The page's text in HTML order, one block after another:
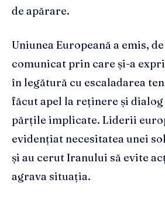
de apărare.
Uniunea Europeană a emis,
comunicat prin care și-a
în legătură cu escaladarea
făcut apel la reținere și
părțile implicate. Liderii
evidențiat necesitatea unei
și au cerut Iranului să evite
agrava situația.